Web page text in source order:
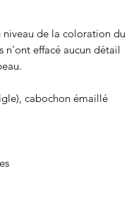
niveau de la coloration du
n'ont effacé aucun détail
cabochon émaillé